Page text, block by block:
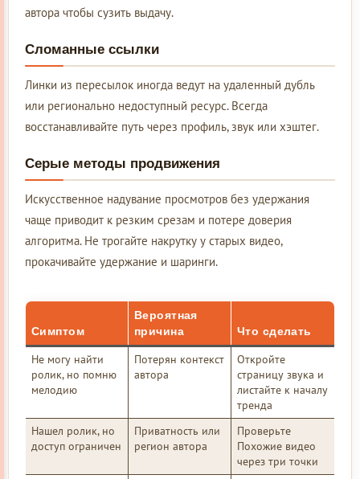
автора чтобы сузить выдачу.
Сломанные ссылки
Линки из пересылок иногда ведут на удаленный дубль
или регионально недоступный ресурс. Всегда
восстанавливайте путь через профиль, звук или хэштег.
Серые методы продвижения
Искусственное надувание просмотров без удержания
чаще приводит к резким срезам и потере доверия
алгоритма. Не трогайте накрутку у старых видео,
прокачивайте удержание и шаринги.
Симптом
Вероятная
причина
Что сделать
Не могу найти
ролик, но помню
мелодию
Потерян контекст
автора
Откройте
страницу звука и
листайте к началу
тренда
Нашел ролик, но
доступ ограничен
Приватность или
регион автора
Проверьте
Похожие видео
через три точки